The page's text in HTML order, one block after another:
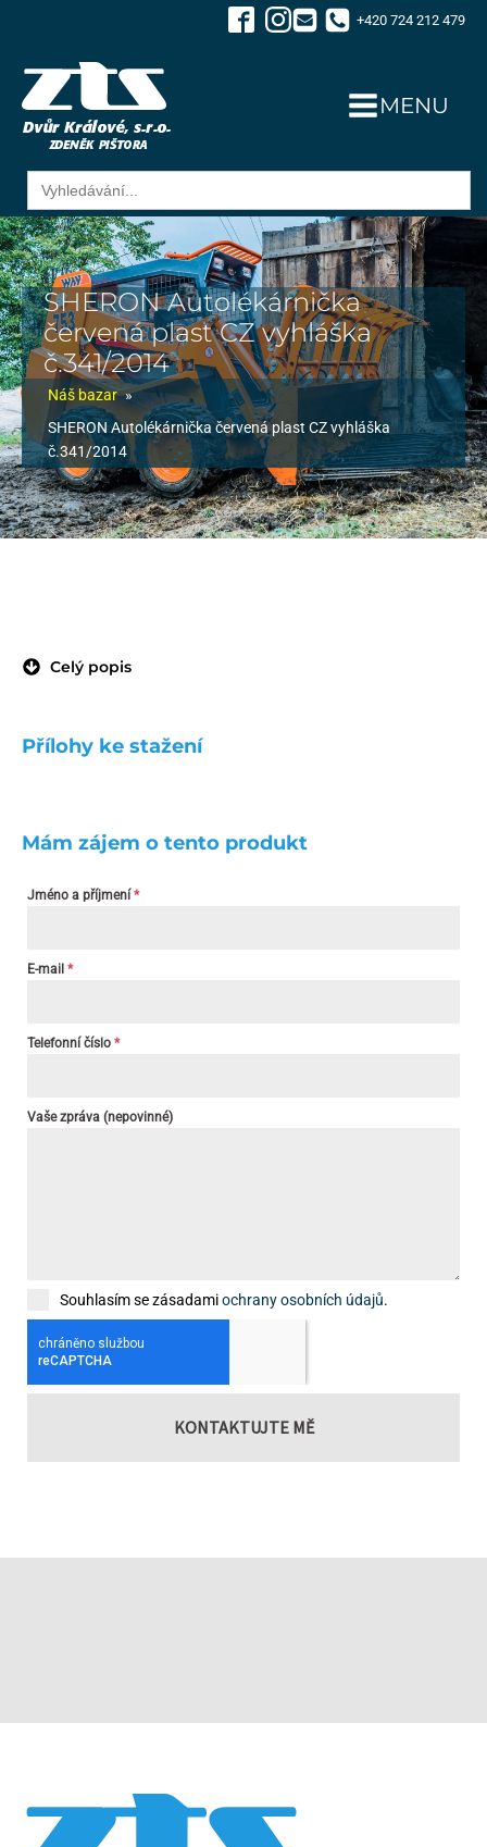
+420 724 212 479
MENU
Search
for:
SHERON Autolékárnička
červená plast CZ vyhláška
č.341/2014
Náš bazar »
SHERON Autolékárnička červená plast CZ vyhláška
č.341/2014
Celý popis
Přílohy ke stažení
Mám zájem o tento produkt
Jméno a příjmení *
E-mail *
Telefonní číslo *
Vaše zpráva (nepovinné)
Souhlasím se zásadamiochrany osobních údajů.
KONTAKTUJTE MĚ